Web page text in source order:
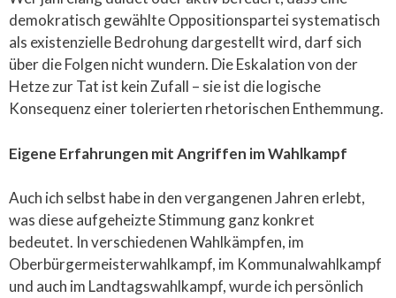
demokratisch gewählte Oppositionspartei systematisch
als existenzielle Bedrohung dargestellt wird, darf sich
über die Folgen nicht wundern. Die Eskalation von der
Hetze zur Tat ist kein Zufall – sie ist die logische
Konsequenz einer tolerierten rhetorischen Enthemmung.
Eigene Erfahrungen mit Angriffen im Wahlkampf
Auch ich selbst habe in den vergangenen Jahren erlebt,
was diese aufgeheizte Stimmung ganz konkret
bedeutet. In verschiedenen Wahlkämpfen, im
Oberbürgermeisterwahlkampf, im Kommunalwahlkampf
und auch im Landtagswahlkampf, wurde ich persönlich